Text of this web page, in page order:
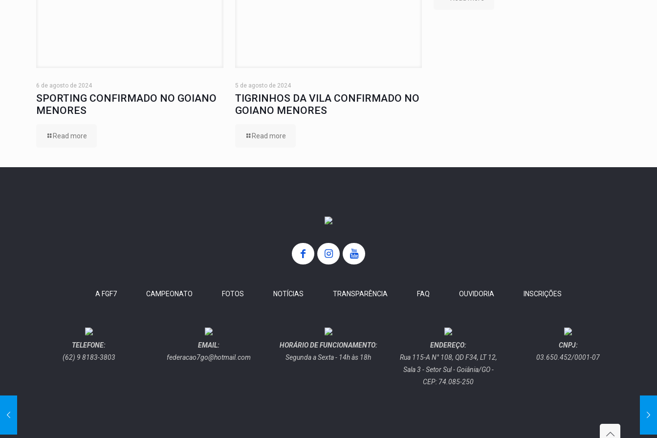
6 de agosto de 2024
SPORTING CONFIRMADO NO GOIANO
MENORES
Read more
5 de agosto de 2024
TIGRINHOS DA VILA CONFIRMADO NO
GOIANO MENORES
Read more
A FGF7 CAMPEONATO FOTOS NOTÍCIAS TRANSPARÊNCIA FAQ OUVIDORIA INSCRIÇÕES
TELEFONE:
(62) 9 8183-3803
EMAIL:
federacao7go@hotmail.com
HORÁRIO DE FUNCIONAMENTO:
Segunda a Sexta - 14h às 18h
ENDEREÇO:
Rua 115-A N° 108, QD F34, LT 12,
Sala 3 - Setor Sul - Goiânia/GO -
CEP: 74.085-250
CNPJ:
03.650.452/0001-07